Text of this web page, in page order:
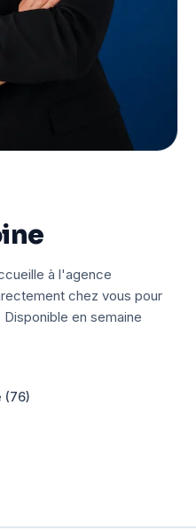
à l'agence
chez vous pour
en semaine
(76)